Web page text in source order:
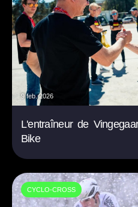
9 feb. 2026
L'entraîneur de
Bike
CYCLO-CROSS